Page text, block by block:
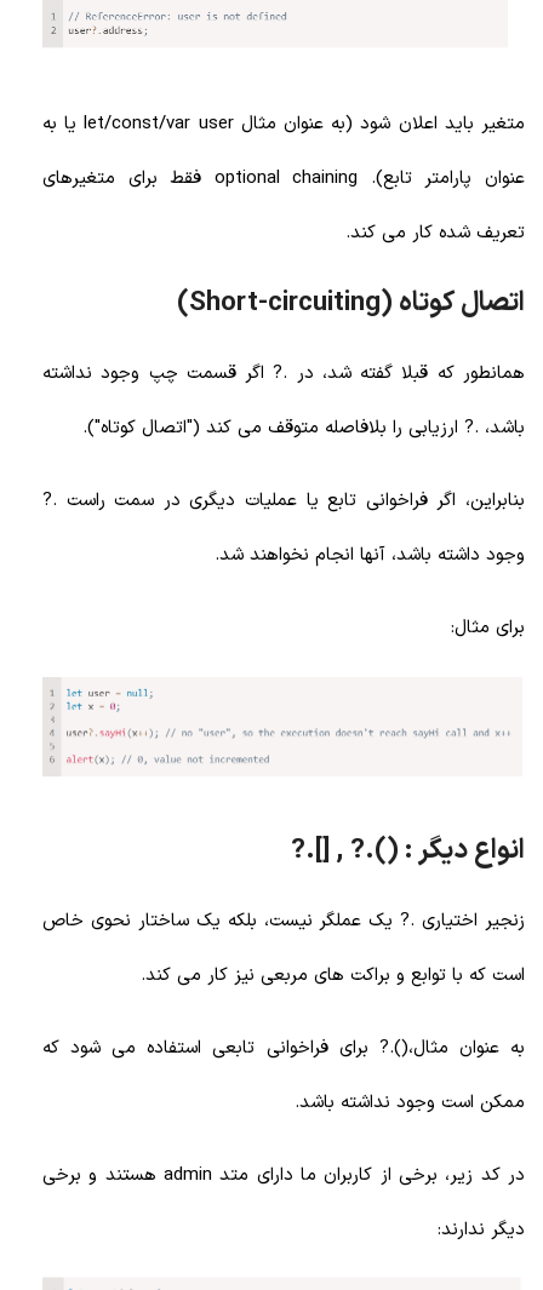
متغیر باید اعلان شود (به عنوان مثال let/const/var user یا به
عنوان پارامتر تابع). optional chaining فقط برای متغیرهای
تعریف شده کار می کند.
اتصال کوتاه (Short-circuiting)
همانطور که قبلا گفته شد، در .? اگر قسمت چپ وجود نداشته
باشد، .? ارزیابی را بلافاصله متوقف می کند ("اتصال کوتاه").
بنابراین، اگر فراخوانی تابع یا عملیات دیگری در سمت راست .?
وجود داشته باشد، آنها انجام نخواهند شد.
برای مثال:
انواع دیگر : ().? , [].?
زنجیر اختیاری .? یک عملگر نیست، بلکه یک ساختار نحوی خاص
است که با توابع و براکت های مربعی نیز کار می کند.
به عنوان مثال،().? برای فراخوانی تابعی استفاده می شود که
ممکن است وجود نداشته باشد.
در کد زیر، برخی از کاربران ما دارای متد admin هستند و برخی
دیگر ندارند: